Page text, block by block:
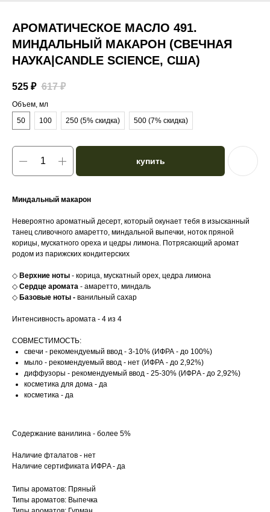
АРОМАТИЧЕСКОЕ МАСЛО 491.
МИНДАЛЬНЫЙ МАКАРОН (СВЕЧНАЯ
НАУКА|CANDLE SCIENCE, США)
525 ₽ 617 ₽
Объем, мл
50
100 250 (5% скидка) 500 (7% скидка)
купить
Миндальный макарон
Невероятно ароматный десерт, который окунает тебя в изысканный
танец сливочного амаретто, миндальной выпечки, ноток пряной
корицы, мускатного ореха и цедры лимона. Потрясающий аромат
родом из парижских кондитерских
◇ Верхние ноты - корица, мускатный орех, цедра лимона
◇ Сердце аромата - амаретто, миндаль
◇ Базовые ноты - ванильный сахар
Интенсивность аромата - 4 из 4
СОВМЕСТИМОСТЬ:
свечи - рекомендуемый ввод - 3-10% (ИФРА - до 100%)
мыло - рекомендуемый ввод - нет (ИФРА - до 2,92%)
диффузоры - рекомендуемый ввод - 25-30% (ИФРA - до 2,92%)
косметика для дома - да
косметика - да
Содержание ванилина - более 5%
Наличие фталатов - нет
Наличие сертификата ИФРA - да
Типы ароматов: Пряный
Типы ароматов: Выпечка